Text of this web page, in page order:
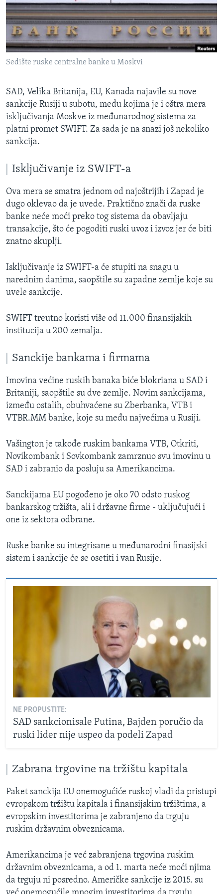
SPORT
INTERVJU
Sedište ruske centralne banke u Moskvi
SAD, Velika Britanija, EU, Kanada najavile su nove
sankcije Rusiji u subotu, među kojima je i oštra mera
isključivanja Moskve iz međunarodnog sistema za
platni promet SWIFT. Za sada je na snazi još nekoliko
sankcija.
Isključivanje iz SWIFT-a
Ova mera se smatra jednom od najoštrijih i Zapad je
dugo oklevao da je uvede. Praktično znači da ruske
banke neće moći preko tog sistema da obavljaju
transakcije, što će pogoditi ruski uvoz i izvoz jer će biti
znatno skuplji.
Isključivanje iz SWIFT-a će stupiti na snagu u
narednim danima, saopštile su zapadne zemlje koje su
uvele sankcije.
SWIFT treutno koristi više od 11.000 finansijskih
institucija u 200 zemalja.
Sanckije bankama i firmama
Imovina većine ruskih banaka biće blokriana u SAD i
Britaniji, saopštile su dve zemlje. Novim sankcijama,
između ostalih, obuhvaćene su Zberbanka, VTB i
VTBR.MM banke, koje su među najvećima u Rusiji.
Vašington je takođe ruskim bankama VTB, Otkriti,
Novikombank i Sovkombank zamrznuo svu imovinu u
SAD i zabranio da posluju sa Amerikancima.
Sanckijama EU pogođeno je oko 70 odsto ruskog
bankarskog tržišta, ali i državne firme - uključujući i
one iz sektora odbrane.
Ruske banke su integrisane u međunarodni finasijski
sistem i sankcije će se osetiti i van Rusije.
NE PROPUSTITE:
SAD sankcionisale Putina, Bajden poručio da
ruski lider nije uspeo da podeli Zapad
Zabrana trgovine na tržištu kapitala
Paket sanckija EU onemogućiće ruskoj vladi da pristupi
evropskom tržištu kapitala i finansijskim tržištima, a
evropskim investitorima je zabranjeno da trguju
ruskim državnim obveznicama.
Amerikancima je već zabranjena trgovina ruskim
državnim obveznicama, a od 1. marta neće moći njima
da trguju ni posredno. Američke sankcije iz 2015. su